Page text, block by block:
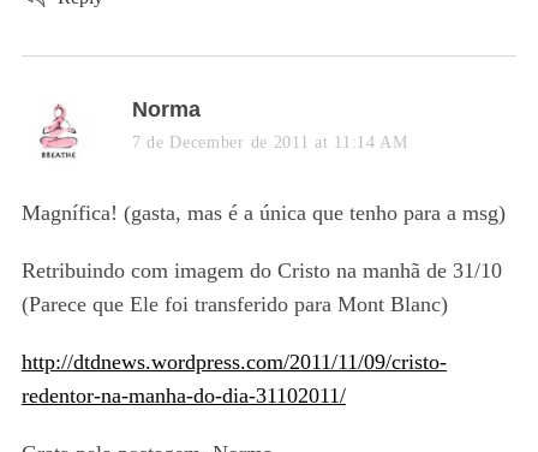
s
a
s
Norma
7 de December de 2011 at 11:14 AM
Magnífica! (gasta, mas é a única que tenho para a msg)
Retribuindo com imagem do Cristo na manhã de 31/10
(Parece que Ele foi transferido para Mont Blanc)
http://dtdnews.wordpress.com/2011/11/09/cristo-
redentor-na-manha-do-dia-31102011/